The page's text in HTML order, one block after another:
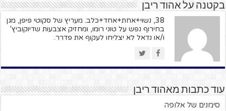
בקטנה על אהוד ריבן
38, נשוי+אחת+אחד+כלב. מעריץ של סקוטי פיפן, מגן
בחירוף נפש על טוני רומו, ומחזיק אצבעות שדיוקוביץ'
ו/או נדאל לא יצליחו לעקוף את פדרר.
עוד כתבות מאהוד ריבן
סימנים של אלופה